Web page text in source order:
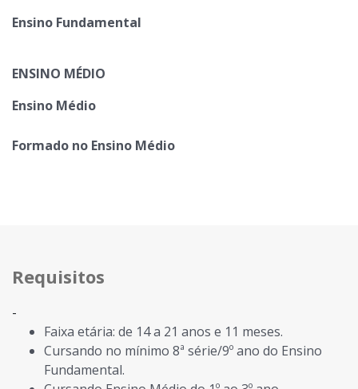
Ensino Fundamental
ENSINO MÉDIO
Ensino Médio
Formado no Ensino Médio
Requisitos
-
Faixa etária: de 14 a 21 anos e 11 meses.
Cursando no mínimo 8ª série/9º ano do Ensino
Fundamental.